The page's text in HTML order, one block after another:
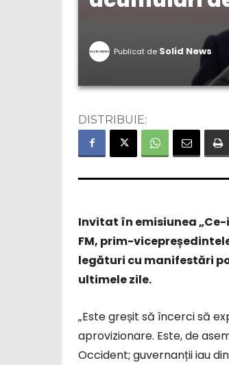
Publicat de Solid News
DISTRIBUIE:
Invitat în emisiunea „Ce-
FM, prim-
legături cu manifestări
ultimele zile.
„Este greșit să încerci să
aprovizionare. Este, de
Occident; guvernanții iau